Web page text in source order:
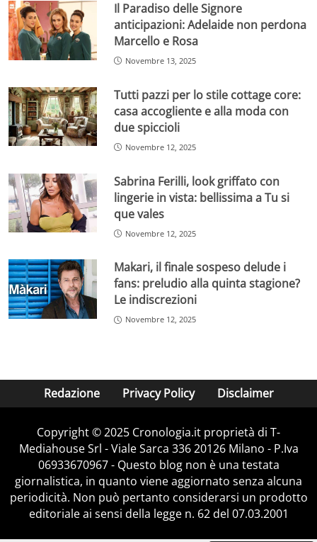
Il Paradiso delle Signore
anticipazioni: Adelaide non perdona
Marcello e Rosa
Novembre 13, 2025
Tutti pazzi per lo stile cottage core:
casa accogliente e alla moda con
due spiccioli
Novembre 12, 2025
Sabrina Ferilli, look griffato con
lingerie in vista: bellissima a Tu si
que vales
Novembre 12, 2025
Makari, il finale sospeso delude i
fans: preludio alla quinta stagione?
Le indiscrezioni
Novembre 12, 2025
Redazione Privacy Policy Disclaimer
Copyright © 2025 Cronologia.it proprietà di T-
Mediahouse Srl - Viale Sarca 336 20126 Milano - P.Iva
06933670967 - Questo blog non è una testata
giornalistica, in quanto viene aggiornato senza alcuna
periodicità. Non può pertanto considerarsi un prodotto
editoriale ai sensi della legge n. 62 del 07.03.2001